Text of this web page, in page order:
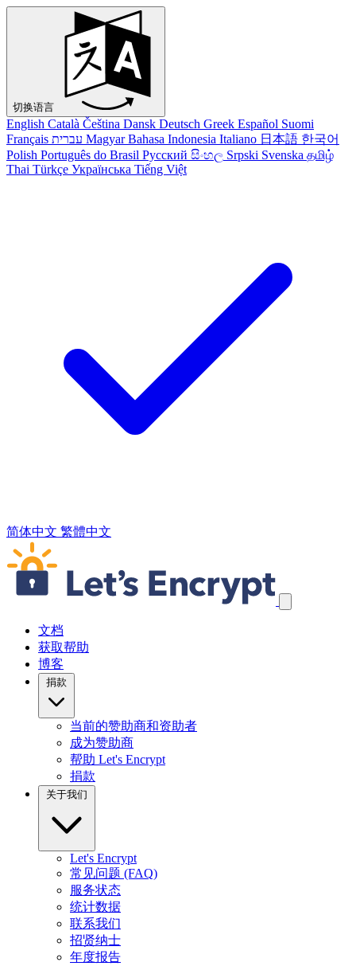
切换语言
English Català Čeština Dansk Deutsch Greek Español Suomi
Français עברית Magyar Bahasa Indonesia Italiano 日本語 한국어
Polish Português do Brasil Русский සිංහල Srpski Svenska தமிழ்
Thai Türkçe Українська Tiếng Việt
简体中文 繁體中文
跳过导航链接
文档
获取帮助
博客
捐款
当前的赞助商和资助者
成为赞助商
帮助 Let's Encrypt
捐款
关于我们
Let's Encrypt
常见问题 (FAQ)
服务状态
统计数据
联系我们
招贤纳士
年度报告